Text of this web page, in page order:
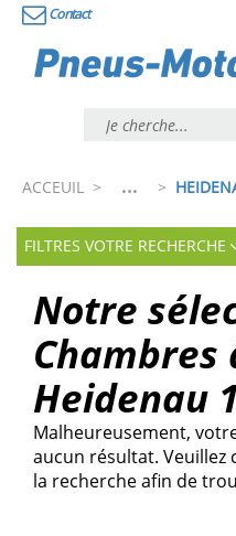
Contact
ACCEUIL > ... >
FILTRES VOTRE RECHERCHE
Notre
Chambres
Heidenau
Malheureusement,
aucun résultat. Veuillez
la recherche afin de